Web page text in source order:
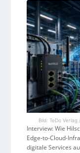
Bild: TeDo
Interview: Wie
Edge-to-Cloud-
digitale Services